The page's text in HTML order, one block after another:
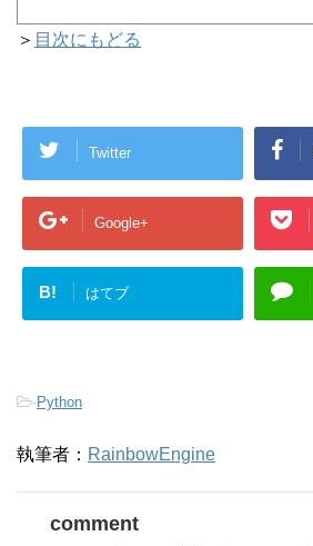
＞ 目次にもどる
Twitter
Google+
B! はてブ
-Python
執筆者： RainbowEngine
comment